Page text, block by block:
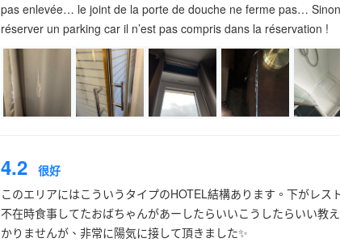
pas enlevée… le joint de la porte de douche ne ferme pas…
réserver un parking car il n’est pas compris dans la réservation !
4.2 很好
このエリアにはこういうタイプのHOTEL結構あります。下がレ
不在時食事してたおばちゃんがあーしたらいいこうしたらいい教
かりませんが、非常に陽気に接して頂きました✨